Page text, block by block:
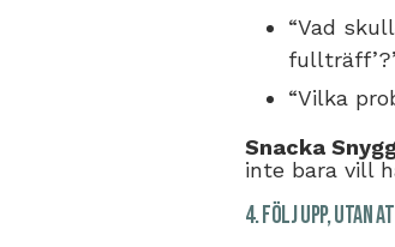
“Vad
“Vilka
Snacka
inte bara vill
4. Följ upp, utan